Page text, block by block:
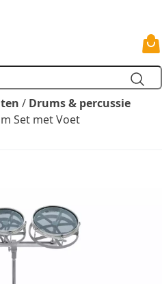
/ Drums & percussie
Set met Voet